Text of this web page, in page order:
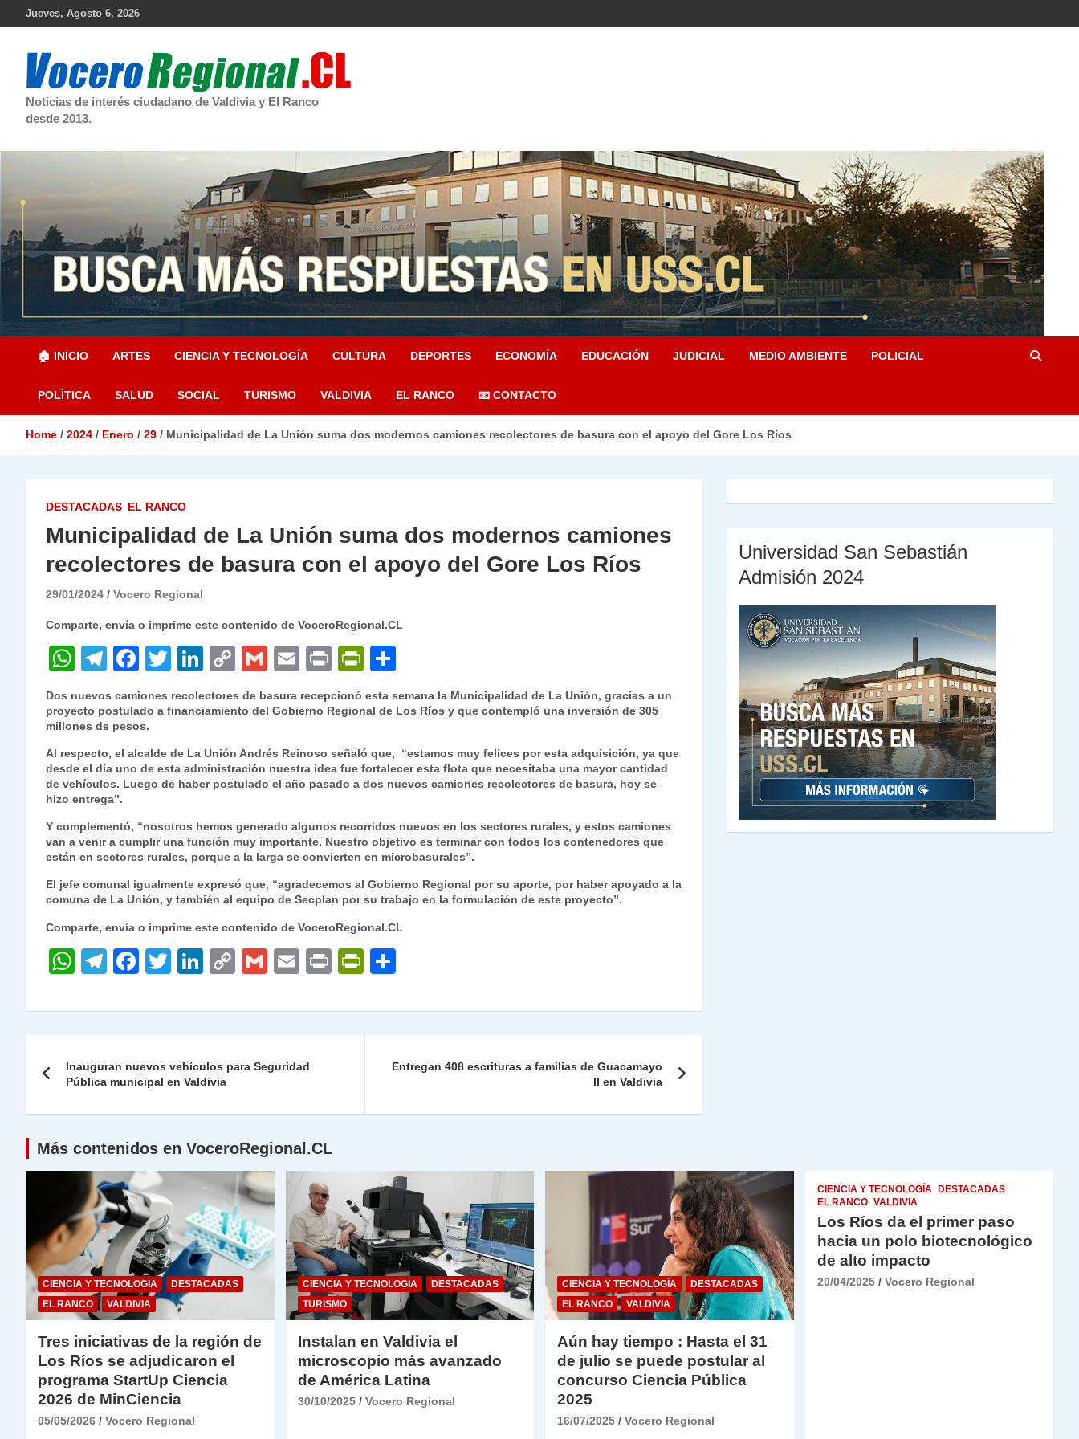
Jueves, Agosto 6, 2026
Noticias de interés ciudadano de Valdivia y El Ranco
desde 2013.
🏠 INICIO ARTES CIENCIA Y TECNOLOGÍA CULTURA DEPORTES ECONOMÍA EDUCACIÓN JUDICIAL MEDIO AMBIENTE POLICIAL
POLÍTICA SALUD SOCIAL TURISMO VALDIVIA EL RANCO 📧 CONTACTO
Home 2024 Enero 29 Municipalidad de La Unión suma dos modernos camiones recolectores de basura con el apoyo del Gore Los Ríos
DESTACADAS EL RANCO
Municipalidad de La Unión suma dos modernos camiones
recolectores de basura con el apoyo del Gore Los Ríos
29/01/2024 Vocero Regional
Comparte, envía o imprime este contenido de VoceroRegional.CL
W
at
s
A
p
p
T
e
gr
a
m
F
a
c
e
b
o
k
T
itt
Li
n
k
dI
n
C
o
p
Li
n
G
ai
E
ai
P
ri
nt
P
ri
nt
ie
n
y
m
ar
tir
Dos nuevos camiones recolectores de basura recepcionó esta semana la Municipalidad de La Unión, gracias a un
proyecto postulado a financiamiento del Gobierno Regional de Los Ríos y que contempló una inversión de 305
millones de pesos.
Al respecto, el alcalde de La Unión Andrés Reinoso señaló que, “estamos muy felices por esta adquisición, ya que
desde el día uno de esta administración nuestra idea fue fortalecer esta flota que necesitaba una mayor cantidad
de vehículos. Luego de haber postulado el año pasado a dos nuevos camiones recolectores de basura, hoy se
hizo entrega”.
Y complementó, “nosotros hemos generado algunos recorridos nuevos en los sectores rurales, y estos camiones
van a venir a cumplir una función muy importante. Nuestro objetivo es terminar con todos los contenedores que
están en sectores rurales, porque a la larga se convierten en microbasurales”.
El jefe comunal igualmente expresó que, “agradecemos al Gobierno Regional por su aporte, por haber apoyado a la
comuna de La Unión, y también al equipo de Secplan por su trabajo en la formulación de este proyecto”.
Comparte, envía o imprime este contenido de VoceroRegional.CL
W
at
A
p
p
T
e
a
m
F
c
b
o
o
k
T
itt
Li
k
dI
n
C
p
Li
k
G
ai
E
ai
P
nt
P
nt
dl
m
ar
de
entradas
Inauguran nuevos vehículos para Seguridad
Pública municipal en Valdivia
Entregan 408 escrituras a familias de Guacamayo
II en Valdivia
Universidad San Sebastián
Admisión 2024
Más contenidos en VoceroRegional.CL
CIENCIA Y TECNOLOGÍA
DESTACADAS
EL RANCO
VALDIVIA
Tres iniciativas de la región de
Los Ríos se adjudicaron el
programa StartUp Ciencia
2026 de MinCiencia
05/05/2026 Vocero Regional
CIENCIA Y TECNOLOGÍA
DESTACADAS
TURISMO
Instalan en Valdivia el
microscopio más avanzado
de América Latina
30/10/2025 Vocero Regional
CIENCIA Y TECNOLOGÍA
DESTACADAS
EL RANCO
VALDIVIA
Aún hay tiempo : Hasta el 31
de julio se puede postular al
concurso Ciencia Pública
2025
16/07/2025 Vocero Regional
CIENCIA Y TECNOLOGÍA
DESTACADAS
EL RANCO VALDIVIA
Los Ríos da el primer paso
hacia un polo biotecnológico
de alto impacto
20/04/2025 Vocero Regional